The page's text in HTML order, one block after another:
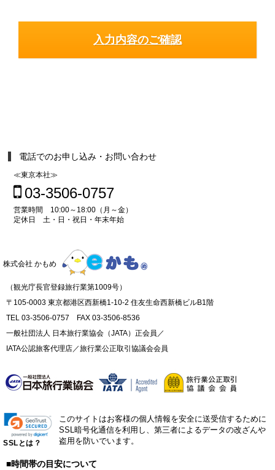
電話でのお申し込み・お問い合わせ
≪東京本社≫
03-3506-0757
営業時間 10:00～18:00（月～金）
定休日 土・日・祝日・年末年始
株式会社 かもめ
（観光庁長官登録旅行業第1009号）
〒105-0003 東京都港区西新橋1-10-2 住友生命西新橋ビルB1階
TEL 03-3506-0757 FAX 03-3506-8536
一般社団法人 日本旅行業協会（JATA）正会員／
IATA公認旅客代理店／旅行業公正取引協議会会員
SSLとは？
このサイトはお客様の個人情報を安全に送受信するために
SSL暗号化通信を利用し、第三者によるデータの改ざんや
盗用を防いでいます。
■時間帯の目安について